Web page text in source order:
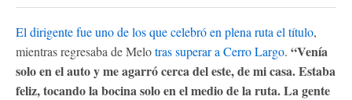
El dirigente fue uno de los que celebró en plena ruta el título,
mientras regresaba de Melotras superar a Cerro Largo. “Venía
solo en el auto y me agarró cerca del este, de mi casa. Estaba
feliz, tocando la bocina solo en el medio de la ruta. La gente